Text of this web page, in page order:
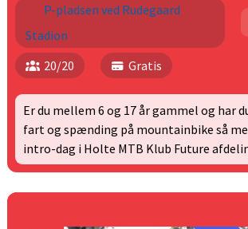
P-pladsen ved Rudegaard
Stadion
20/20
Gratis
Er du mellem 6 og 17 år gammel og har
fart og spænding på mountainbike så
intro-dag i Holte MTB Klub Future